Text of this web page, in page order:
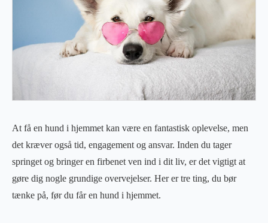
At få en hund i hjemmet kan være en fantastisk oplevelse, men
det kræver også tid, engagement og ansvar. Inden du tager
springet og bringer en firbenet ven ind i dit liv, er det vigtigt at
gøre dig nogle grundige overvejelser. Her er tre ting, du bør
tænke på, før du får en hund i hjemmet.